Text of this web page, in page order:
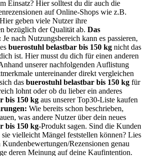
Einsatz? Hier solltest du dir auch die
auf Online-Shops wie z.B.
geben viele Nutzer ihre
bezüglich der Qualität ab. Das
Je nach Nutzungsbereich kann es passieren,
buerostuhl belastbar bis 150 kg nicht das
ist. Hier musst du dich für einen anderen
unserer nachfolgenden Auflistung
untereinander direkt vergleichen
das buerostuhl belastbar bis 150 kg für
lohnt oder ob du lieber ein anderes
bis 150 kg aus unserer Top30-Liste kaufen
Wie bereits schon beschrieben,
was andere Nutzer über dein neues
bis 150 kg-Produkt sagen. Sind die Kunden
vielleicht Mängel feststellen können? Lies
Rezensionen genau
deren Meinung auf deine Kaufintention.